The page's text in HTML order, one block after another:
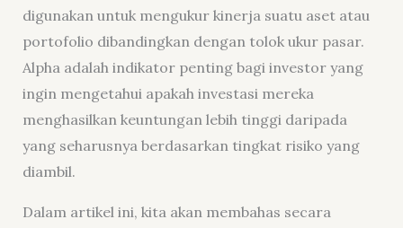
digunakan untuk mengukur kinerja suatu aset atau
portofolio dibandingkan dengan tolok ukur pasar.
Alpha adalah indikator penting bagi investor yang
ingin mengetahui apakah investasi mereka
menghasilkan keuntungan lebih tinggi daripada
yang seharusnya berdasarkan tingkat risiko yang
diambil.
Dalam artikel ini, kita akan membahas secara